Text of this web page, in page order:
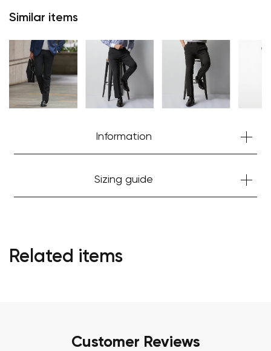
Similar items
Information
Sizing guide
Related items
Customer Reviews